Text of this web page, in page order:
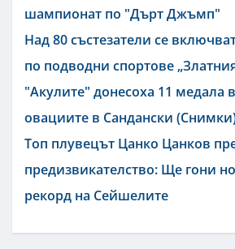
шампионат по "Дърт Джъмп"
Над 80 състезатели се
по подводни спортове
"Акулите" донесоха 11 медала
овациите в Сандански
Топ плувецът Цанко Цанков
предизвикателство: Ще гони
рекорд на Сейшелите